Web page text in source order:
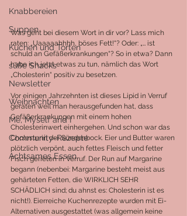
Knabbereien
Suppen
Kuchen und Torten
süße Snacks
Newsletter
Weihnachten
Me, Myself and I
Community-Rezepte
Achtsames Essen
Was geht bei diesem Wort in dir vor? Lass mich
raten: „Uaaaaahhhh, böses Fett!“? Oder: „… ist
schuld an Gefäßerkrankungen“? So in etwa? Dann
habe ich jetzt etwas zu tun, nämlich das Wort
„Cholesterin“ positiv zu besetzen.
Vor einigen Jahrzehnten ist dieses Lipid in Verruf
geraten weil man herausgefunden hat, dass
Gefäßerkrankungen mit einem hohen
Cholesterinwert einhergehen. Und schon war das
Cholesterin der Sündenbock. Eier und Butter waren
plötzlich verpönt, auch fettes Fleisch und fetter
Fisch gerieten in Verruf. Der Run auf Margarine
begann (nebenbei: Margarine besteht meist aus
gehärteten Fetten, die WIRKLICH SEHR
SCHÄDLICH sind; du ahnst es: Cholesterin ist es
nicht!). Eierreiche Kuchenrezepte wurden mit Ei-
Alternativen ausgestattet (was allgemein keine